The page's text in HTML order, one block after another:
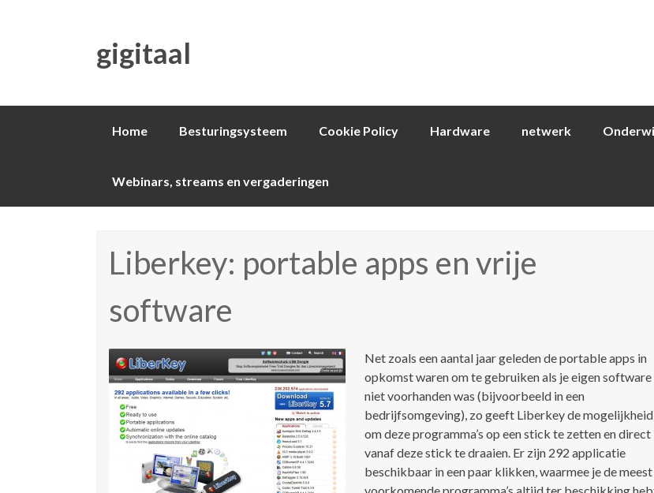
gigitaal
Spring
Home Besturingsysteem Cookie Policy Hardware netwerk
Webinars, streams en vergaderingen
Liberkey: portable apps en vrije
software
Net zoals een aantal jaar geleden de portable apps in
opkomst waren om te gebruiken als je eigen software
niet voorhanden was (bijvoorbeeld in een
bedrijfsomgeving), zo geeft Liberkey de mogelijkheid
om deze programma’s op een stick te zetten en direct
vanaf deze stick te draaien. Er zijn 292 applicatie
beschikbaar in een paar klikken, waarmee je de meest